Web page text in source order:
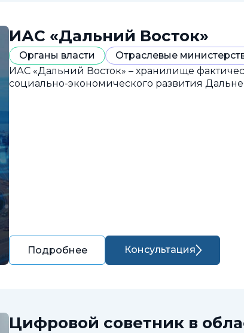
ИАС «Дальний Восток»
Органы власти Отраслевые
ИАС «Дальний Восток» – хранилище
социально-экономического развития
Подробнее Консультация
Цифровой советник в